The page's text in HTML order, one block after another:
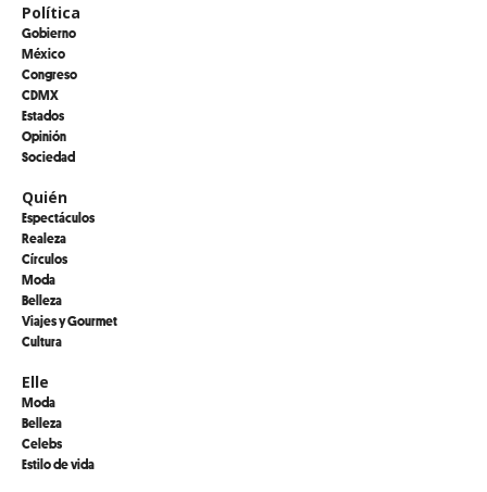
Política
Gobierno
México
Congreso
CDMX
Estados
Opinión
Sociedad
Quién
Espectáculos
Realeza
Círculos
Moda
Belleza
Viajes y Gourmet
Cultura
Elle
Moda
Belleza
Celebs
Estilo de vida